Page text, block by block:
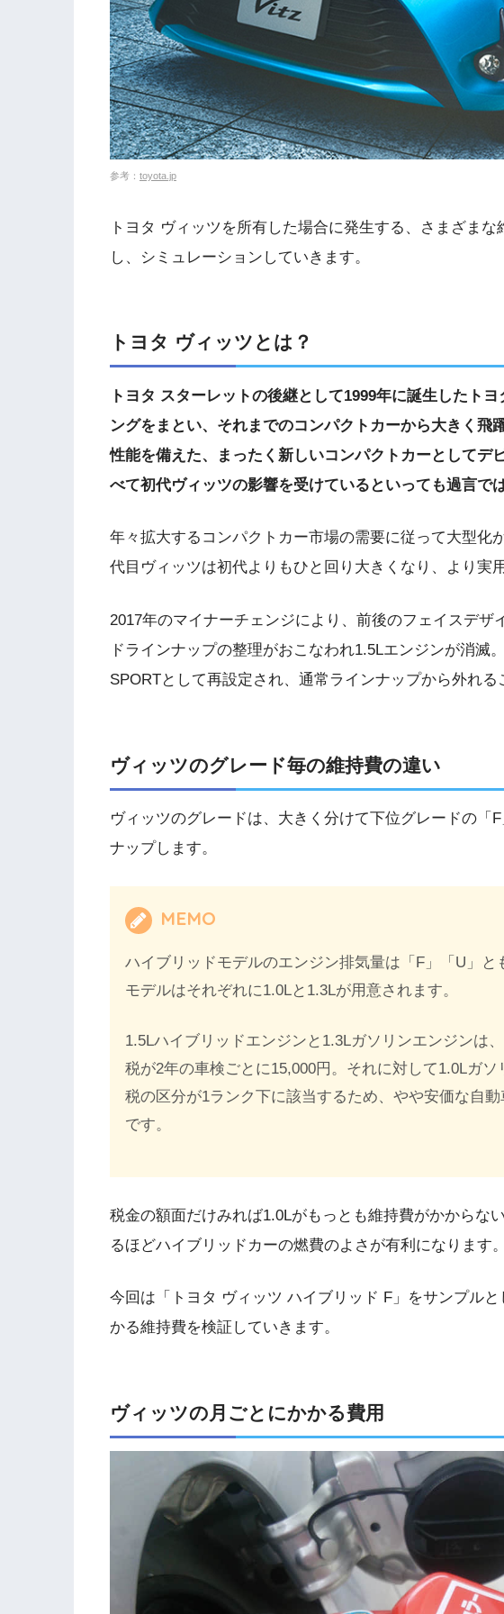
参考： toyota.jp
トヨタ ヴィッツを所有した場合に発生する、さまざま
し、シミュレーションしていきます。
トヨタ ヴィッツとは？
トヨタ スターレットの後継として1999年に誕生したト
ングをまとい、それまでのコンパクトカーから大きく飛
性能を備えた、まったく新しいコンパクトカーとしてデ
べて初代ヴィッツの影響を受けているといっても過言で
年々拡大するコンパクトカー市場の需要に従って大型化
代目ヴィッツは初代よりもひと回り大きくなり、より実
2017年のマイナーチェンジにより、前後のフェイスデザ
ドラインナップの整理がおこなわれ1.5Lエンジンが消滅
SPORTとして再設定され、通常ラインナップから外れる
ヴィッツのグレード毎の維持費の違い
ヴィッツのグレードは、大きく分けて下位グレードの「
ナップします。
MEMO
ハイブリッドモデルのエンジン排気量は「F」「U」と
モデルはそれぞれに1.0Lと1.3Lが用意されます。
1.5Lハイブリッドエンジンと1.3Lガソリンエンジンは
税が2年の車検ごとに15,000円。それに対して1.0Lガ
税の区分が1ランク下に該当するため、やや安価な自
です。
税金の額面だけみれば1.0Lがもっとも維持費がかからな
るほどハイブリッドカーの燃費のよさが有利になります。
今回は「トヨタ ヴィッツ ハイブリッド F」をサンプル
かる維持費を検証していきます。
ヴィッツの月ごとにかかる費用